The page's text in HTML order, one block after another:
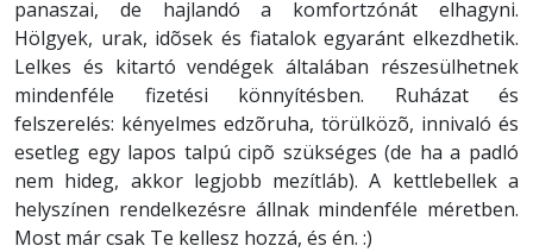
panaszai, de hajlandó a komfortzónát elhagyni.
Hölgyek, urak, idõsek és fiatalok egyaránt elkezdhetik.
Lelkes és kitartó vendégek általában részesülhetnek
mindenféle fizetési könnyítésben. Ruházat és
felszerelés: kényelmes edzõruha, törülközõ, innivaló és
esetleg egy lapos talpú cipõ szükséges (de ha a padló
nem hideg, akkor legjobb mezítláb). A kettlebellek a
helyszínen rendelkezésre állnak mindenféle méretben.
Most már csak Te kellesz hozzá, és én. :)